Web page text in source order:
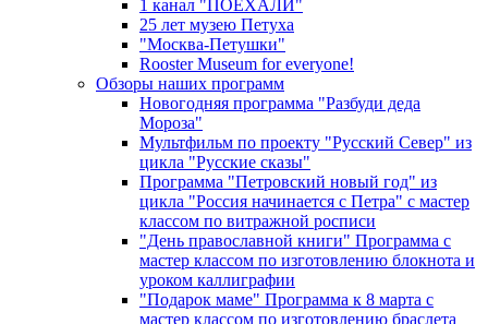
1 канал "ПОЕХАЛИ"
25 лет музею Петуха
"Москва-Петушки"
Rooster Museum for everyone!
Обзоры наших программ
Новогодняя программа "Разбуди деда
Мороза"
Мультфильм по проекту "Русский Север" из
цикла "Русские сказы"
Программа "Петровский новый год" из
цикла "Россия начинается с Петра" с мастер
классом по витражной росписи
"День православной книги" Программа с
мастер классом по изготовлению блокнота и
уроком каллиграфии
"Подарок маме" Программа к 8 марта с
мастер классом по изготовлению браслета